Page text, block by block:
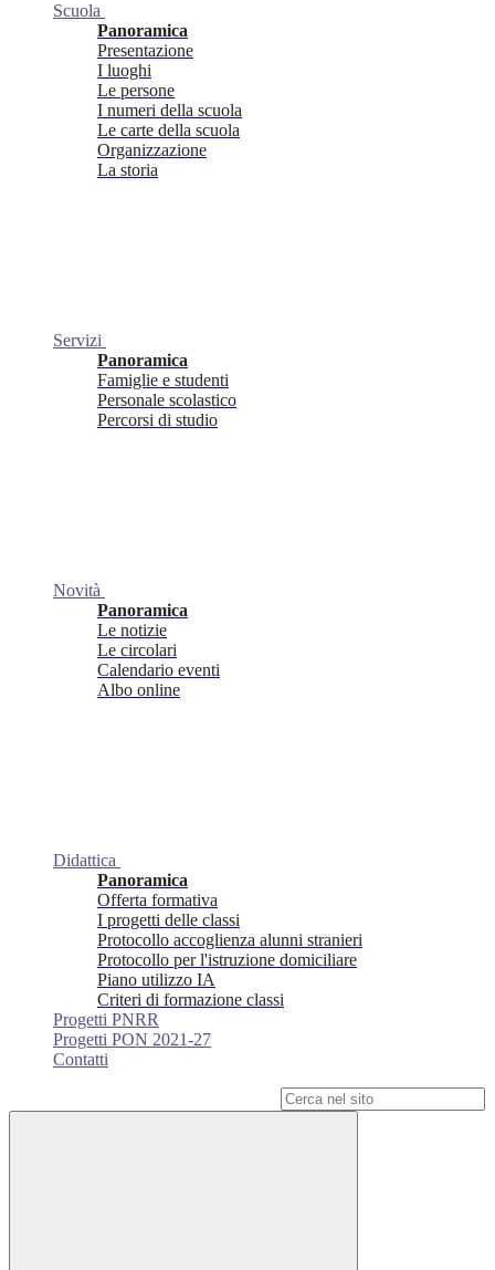
Scuola
Panoramica
Presentazione
I luoghi
Le persone
I numeri della scuola
Le carte della scuola
Organizzazione
La storia
Servizi
Panoramica
Famiglie e studenti
Personale scolastico
Percorsi di studio
Novità
Panoramica
Le notizie
Le circolari
Calendario eventi
Albo online
Didattica
Panoramica
Offerta formativa
I progetti delle classi
Protocollo accoglienza alunni stranieri
Protocollo per l'istruzione domiciliare
Piano utilizzo IA
Criteri di formazione classi
Progetti PNRR
Progetti PON 2021-27
Contatti